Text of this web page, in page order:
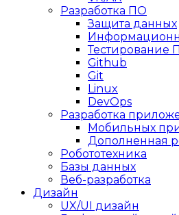
Разработка ПО
Защита данных
Тестирование
Github
Git
Linux
DevOps
Разработка
Мобильных
Дополненная
Робототехника
Базы данных
Веб-разработка
Дизайн
UX/UI дизайн